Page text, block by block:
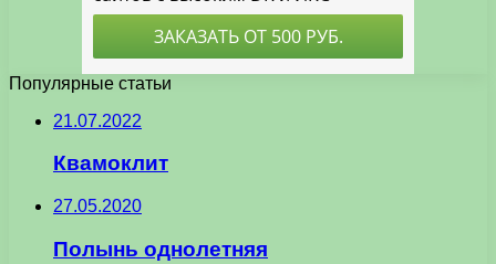
Популярные статьи
21.07.2022
Квамоклит
27.05.2020
Полынь однолетняя